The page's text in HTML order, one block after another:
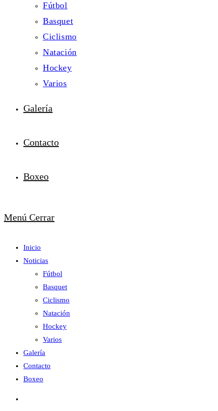
Fútbol
Basquet
Ciclismo
Natación
Hockey
Varios
Galería
Contacto
Boxeo
Menú Cerrar
Inicio
Noticias
Fútbol
Basquet
Ciclismo
Natación
Hockey
Varios
Galería
Contacto
Boxeo